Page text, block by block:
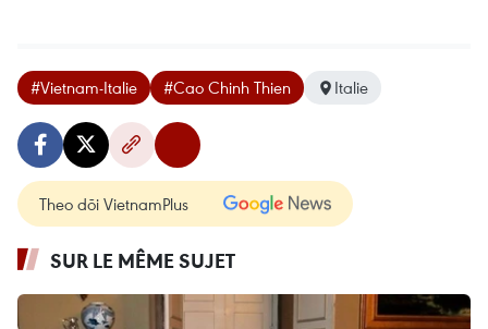
#Vietnam-Italie #Cao Chinh Thien Italie
Theo dõi VietnamPlus
SUR LE MÊME SUJET